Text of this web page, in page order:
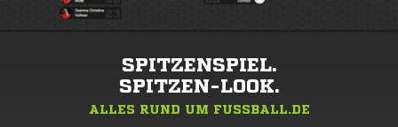
SPITZENSPIEL.
SPITZEN-LOOK.
ALLES RUND UM FUSSBALL.DE